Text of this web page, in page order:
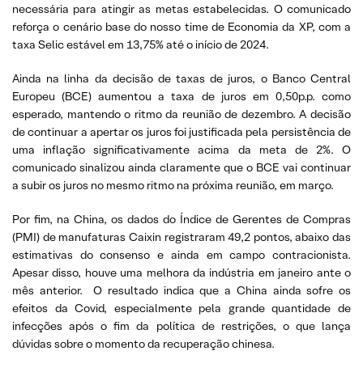
necessária para atingir as metas estabelecidas. O comunicado
reforça o cenário base do nosso time de Economia da XP, com a
taxa Selic estável em 13,75% até o início de 2024.
Ainda na linha da decisão de taxas de juros, o Banco Central
Europeu (BCE) aumentou a taxa de juros em 0,50p.p. como
esperado, mantendo o ritmo da reunião de dezembro. A decisão
de continuar a apertar os juros foi justificada pela persistência de
uma inflação significativamente acima da meta de 2%. O
comunicado sinalizou ainda claramente que o BCE vai continuar
a subir os juros no mesmo ritmo na próxima reunião, em março.
Por fim, na China, os dados do Índice de Gerentes de Compras
(PMI) de manufaturas Caixin registraram 49,2 pontos, abaixo das
estimativas do consenso e ainda em campo contracionista.
Apesar disso, houve uma melhora da indústria em janeiro ante o
mês anterior. O resultado indica que a China ainda sofre os
efeitos da Covid, especialmente pela grande quantidade de
infecções após o fim da política de restrições, o que lança
dúvidas sobre o momento da recuperação chinesa.